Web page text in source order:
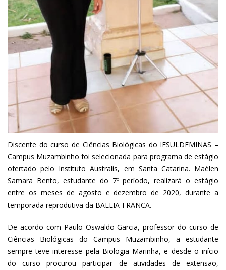
Discente do curso de Ciências Biológicas do IFSULDEMINAS –
Campus Muzambinho foi selecionada para programa de estágio
ofertado pelo Instituto Australis, em Santa Catarina. Maélen
Samara Bento, estudante do 7º período, realizará o estágio
entre os meses de agosto e dezembro de 2020, durante a
temporada reprodutiva da BALEIA-FRANCA.
De acordo com Paulo Oswaldo Garcia, professor do curso de
Ciências Biológicas do Campus Muzambinho, a estudante
sempre teve interesse pela Biologia Marinha, e desde o início
do curso procurou participar de atividades de extensão,